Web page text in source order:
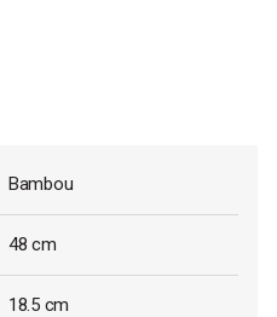
Bambou
48 cm
18.5 cm